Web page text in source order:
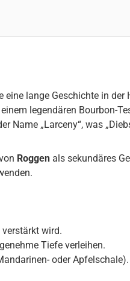
lange Geschichte in
einem legendären Bourbon-
Name „Larceny“, was
Roggen als sekundäres
wird.
Tiefe verleihen.
oder Apfelschale).